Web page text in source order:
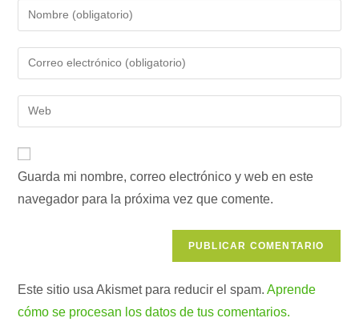
Introduce
tu
nombre
de
usuario
para
Introduce
tu
dirección
de
para
comentar
Introduce
la
de
tu
web
Guarda mi nombre, correo electrónico y web en este
navegador para la próxima vez que comente.
Este sitio usa Akismet para reducir el spam.Aprende
cómo se procesan los datos de tus comentarios.